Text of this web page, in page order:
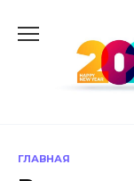
содержанию
ГЛАВНАЯ